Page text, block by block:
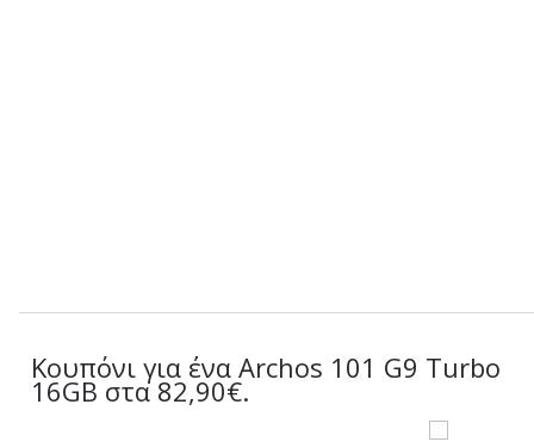
Κουπόνι για ένα Archos 101 G9 Turbo
16GB στα 82,90€.